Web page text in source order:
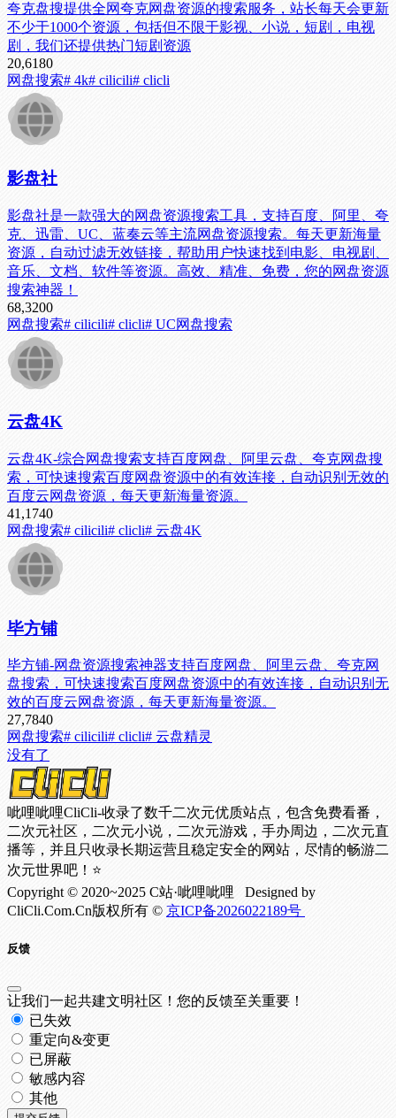
夸克盘搜提供全网夸克网盘资源的搜索服务，站长每天会更新
不少于1000个资源，包括但不限于影视、小说，短剧，电视
剧，我们还提供热门短剧资源
20,6180
网盘搜索# 4k# cilicili# clicli
影盘社
影盘社是一款强大的网盘资源搜索工具，支持百度、阿里、夸
克、迅雷、UC、蓝奏云等主流网盘资源搜索。每天更新海量
资源，自动过滤无效链接，帮助用户快速找到电影、电视剧、
音乐、文档、软件等资源。高效、精准、免费，您的网盘资源
搜索神器！
68,3200
网盘搜索# cilicili# clicli# UC网盘搜索
云盘4K
云盘4K-综合网盘搜索支持百度网盘、阿里云盘、夸克网盘搜
索，可快速搜索百度网盘资源中的有效连接，自动识别无效的
百度云网盘资源，每天更新海量资源。
41,1740
网盘搜索# cilicili# clicli# 云盘4K
毕方铺
毕方铺-网盘资源搜索神器支持百度网盘、阿里云盘、夸克网
盘搜索，可快速搜索百度网盘资源中的有效连接，自动识别无
效的百度云网盘资源，每天更新海量资源。
27,7840
网盘搜索# cilicili# clicli# 云盘精灵
没有了
呲哩呲哩CliCli-收录了数千二次元优质站点，包含免费看番，
二次元社区，二次元小说，二次元游戏，手办周边，二次元直
播等，并且只收录长期运营且稳定安全的网站，尽情的畅游二
次元世界吧！⭐
Copyright © 2020~2025 C站·呲哩呲哩 Designed by
CliCli.Com.Cn版权所有 © 京ICP备2026022189号
反馈
让我们一起共建文明社区！您的反馈至关重要！
已失效
重定向&变更
已屏蔽
敏感内容
其他